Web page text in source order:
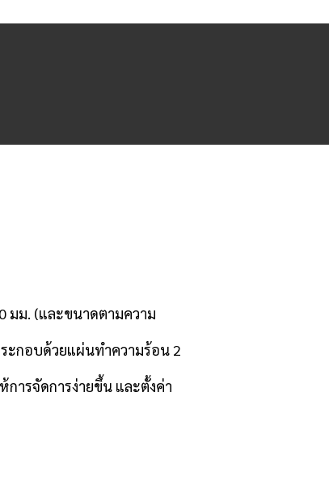
มม. (และขนาดตามความ
ะกอบด้วยแผ่นทำความร้อน 2
ารจัดการง่ายขึ้น และตั้งค่า